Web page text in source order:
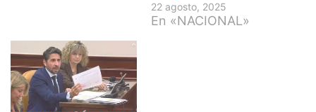
22 agosto, 2025
En «NACIONAL»